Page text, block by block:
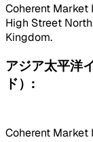
Coherent Market
High Street
Kingdom.
アジア太平洋
ド）:
Coherent